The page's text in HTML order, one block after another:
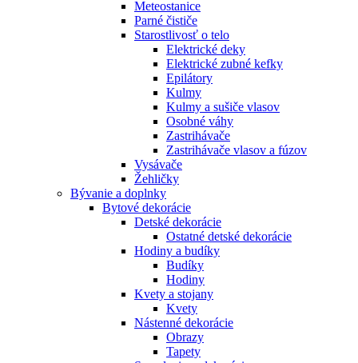
Meteostanice
Parné čističe
Starostlivosť o telo
Elektrické deky
Elektrické zubné kefky
Epilátory
Kulmy
Kulmy a sušiče vlasov
Osobné váhy
Zastrihávače
Zastrihávače vlasov a fúzov
Vysávače
Žehličky
Bývanie a doplnky
Bytové dekorácie
Detské dekorácie
Ostatné detské dekorácie
Hodiny a budíky
Budíky
Hodiny
Kvety a stojany
Kvety
Nástenné dekorácie
Obrazy
Tapety